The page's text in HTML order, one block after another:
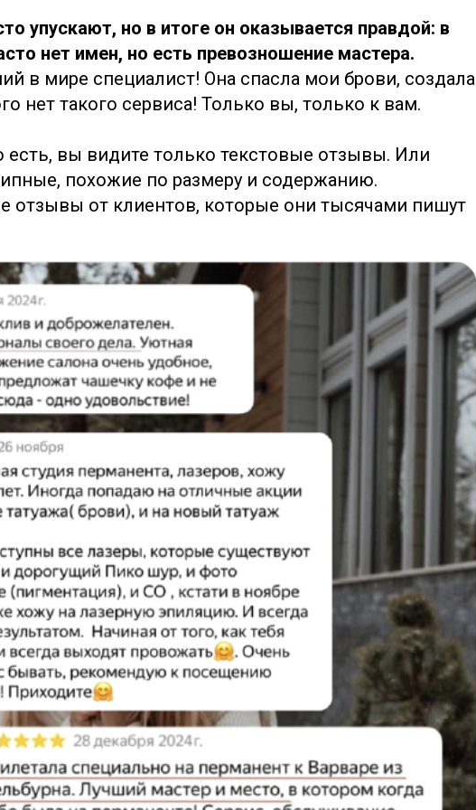
упускают, но в итоге он оказывается правдой: в
нет имен, но есть превозношение мастера.
в мире специалист! Она спасла мои брови, создала
нет такого сервиса! Только вы, только к вам.
есть, вы видите только текстовые отзывы. Или
похожие по размеру и содержанию.
отзывы от клиентов, которые они тысячами пишут